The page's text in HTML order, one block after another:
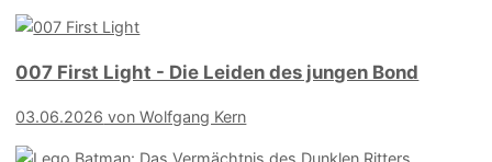
007 First Light - Die Leiden des jungen Bond
03.06.2026 von Wolfgang Kern